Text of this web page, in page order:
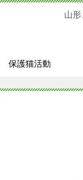
山
保護猫活動